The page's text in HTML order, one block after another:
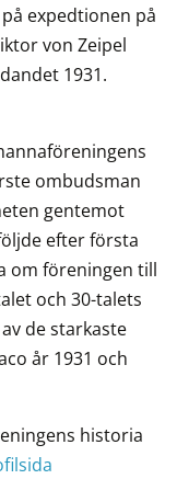
expedtionen på
von Zeipel
1931.
ombudsman
gentemot
efter första
om föreningen till
och 30-talets
de starkaste
år 1931 och
historia